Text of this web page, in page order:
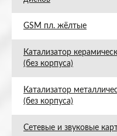
GSM пл. жёлтые
Катализатор
(без корпуса)
Катализатор
(без корпуса)
Сетевые и звуковые